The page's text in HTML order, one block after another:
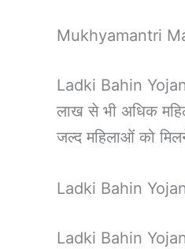
Mukhyamantri
Ladki Bahin
लाख से भी अधिक
जल्द महिलाओं को
Ladki Bahin
Ladki Bahin